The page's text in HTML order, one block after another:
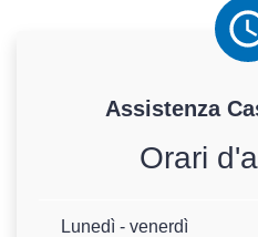
Assistenza
Orari
Lunedì - venerdì